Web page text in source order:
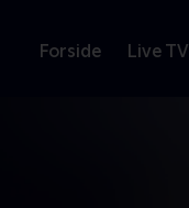
Forside Live TV